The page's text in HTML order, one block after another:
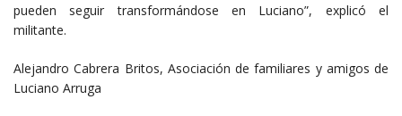
pueden seguir transformándose en Luciano”, explicó el
militante.
Alejandro Cabrera Britos, Asociación de familiares y amigos de
Luciano Arruga